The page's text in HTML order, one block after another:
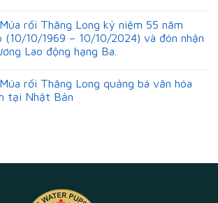
rối Thăng Long kỷ niệm 55 năm
(10/10/1969 – 10/10/2024) và đón nhận
Lao động hạng Ba.
rối Thăng Long quảng bá văn hóa
tại Nhật Bản